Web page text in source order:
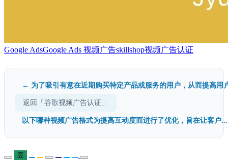
Google AdsGoogle Ads 视频广告skillshop视频广告认证
← 为了吸引有意在近期购买特定产品或服务的用户，从而提高用
返回「谷歌视频广告认证」
以下哪种视频广告格式为提高互动度而进行了优化，旨在让客户
豆